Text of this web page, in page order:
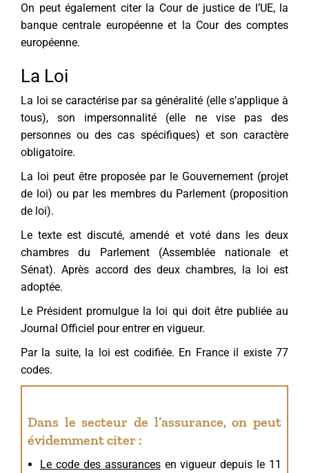
On peut également citer la Cour de justice de l’UE, la
banque centrale européenne et la Cour des comptes
européenne.
La Loi
La loi se caractérise par sa généralité (elle s’applique à
tous), son impersonnalité (elle ne vise pas des
personnes ou des cas spécifiques) et son caractère
obligatoire.
La loi peut être proposée par le Gouvernement (projet
de loi) ou par les membres du Parlement (proposition
de loi).
Le texte est discuté, amendé et voté dans les deux
chambres du Parlement (Assemblée nationale et
Sénat). Après accord des deux chambres, la loi est
adoptée.
Le Président promulgue la loi qui doit être publiée au
Journal Officiel pour entrer en vigueur.
Par la suite, la loi est codifiée. En France il existe 77
codes.
Dans le secteur de l’assurance, on peut
évidemment citer :
Le code des assurancesen vigueur depuis le 11